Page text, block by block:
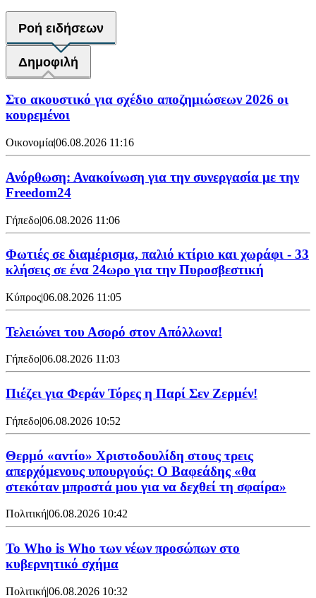
Ροή ειδήσεων
Δημοφιλή
Στο ακουστικό για σχέδιο αποζημιώσεων 2026 οι
κουρεμένοι
Οικονομία|06.08.2026 11:16
Ανόρθωση: Ανακοίνωση για την συνεργασία με την
Freedom24
Γήπεδο|06.08.2026 11:06
Φωτιές σε διαμέρισμα, παλιό κτίριο και χωράφι - 33
κλήσεις σε ένα 24ωρο για την Πυροσβεστική
Κύπρος|06.08.2026 11:05
Τελειώνει του Ασορό στον Απόλλωνα!
Γήπεδο|06.08.2026 11:03
Πιέζει για Φεράν Τόρες η Παρί Σεν Ζερμέν!
Γήπεδο|06.08.2026 10:52
Θερμό «αντίο» Χριστοδουλίδη στους τρεις
απερχόμενους υπουργούς: Ο Βαφεάδης «θα
στεκόταν μπροστά μου για να δεχθεί τη σφαίρα»
Πολιτική|06.08.2026 10:42
Το Who is Who των νέων προσώπων στο
κυβερνητικό σχήμα
Πολιτική|06.08.2026 10:32